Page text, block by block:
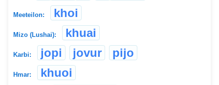
Meeteilon: khoi
Mizo (Lushai): khuai
Karbi: jopi jovur pijo
Hmar: khuoi